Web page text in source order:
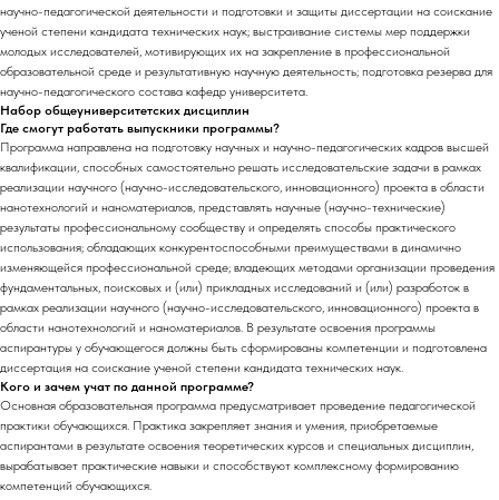
научно-педагогической деятельности и подготовки и защиты диссертации на соискание
ученой степени кандидата технических наук; выстраивание системы мер поддержки
молодых исследователей, мотивирующих их на закрепление в профессиональной
образовательной среде и результативную научную деятельность; подготовка резерва для
научно-педагогического состава кафедр университета.
Набор общеуниверситетских дисциплин
Где смогут работать выпускники программы?
Программа направлена на подготовку научных и научно-педагогических кадров высшей
квалификации, способных самостоятельно решать исследовательские задачи в рамках
реализации научного (научно-исследовательского, инновационного) проекта в области
нанотехнологий и наноматериалов, представлять научные (научно-технические)
результаты профессиональному сообществу и определять способы практического
использования; обладающих конкурентоспособными преимуществами в динамично
изменяющейся профессиональной среде; владеющих методами организации проведения
фундаментальных, поисковых и (или) прикладных исследований и (или) разработок в
рамках реализации научного (научно-исследовательского, инновационного) проекта в
области нанотехнологий и наноматериалов. В результате освоения программы
аспирантуры у обучающегося должны быть сформированы компетенции и подготовлена
диссертация на соискание ученой степени кандидата технических наук.
Кого и зачем учат по данной программе?
Основная образовательная программа предусматривает проведение педагогической
практики обучающихся. Практика закрепляет знания и умения, приобретаемые
аспирантами в результате освоения теоретических курсов и специальных дисциплин,
вырабатывает практические навыки и способствуют комплексному формированию
компетенций обучающихся.